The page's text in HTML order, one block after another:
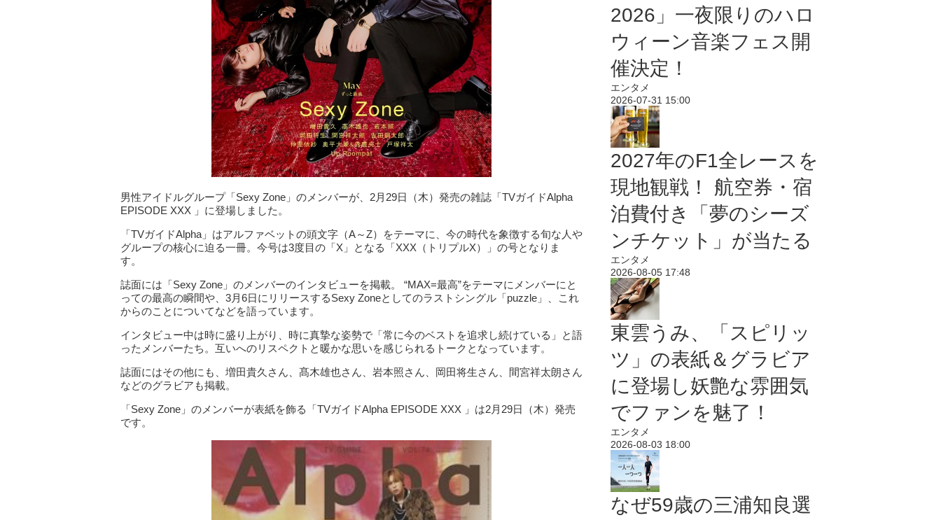
男性アイドルグループ「Sexy Zone」のメンバーが、2月29日（木）発売の雑誌「TVガイドAlpha
EPISODE XXX 」に登場しました。
「TVガイドAlpha」はアルファベットの頭文字（A～Z）をテーマに、今の時代を象徴する旬な人や
グループの核心に迫る一冊。今号は3度目の「X」となる「XXX（トリプルX）」の号となりま
す。
誌面には「Sexy Zone」のメンバーのインタビューを掲載。 “MAX=最高”をテーマにメンバーにと
っての最高の瞬間や、3月6日にリリースするSexy Zoneとしてのラストシングル「puzzle」、これ
からのことについてなどを語っています。
インタビュー中は時に盛り上がり、時に真摯な姿勢で「常に今のベストを追求し続けている」と語
ったメンバーたち。互いへのリスペクトと暖かな思いを感じられるトークとなっています。
誌面にはその他にも、増田貴久さん、髙木雄也さん、岩本照さん、岡田将生さん、間宮祥太朗さん
などのグラビアも掲載。
「Sexy Zone」のメンバーが表紙を飾る「TVガイドAlpha EPISODE XXX 」は2月29日（木）発売
です。
2026」一夜限りのハロ
ウィーン音楽フェス開
催決定！
エンタメ
2026-07-31 15:00
2027年のF1全レースを
現地観戦！ 航空券・宿
泊費付き「夢のシーズ
ンチケット」が当たる
エンタメ
2026-08-05 17:48
東雲うみ、「スピリッ
ツ」の表紙＆グラビア
に登場し妖艶な雰囲気
でファンを魅了！
エンタメ
2026-08-03 18:00
なぜ59歳の三浦知良選